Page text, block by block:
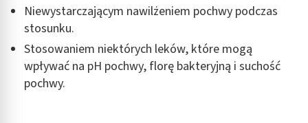
Niewystarczającym nawilżeniem pochwy podczas
stosunku.
Stosowaniem niektórych leków, które mogą
wpływać na pH pochwy, florę bakteryjną i suchość
pochwy.